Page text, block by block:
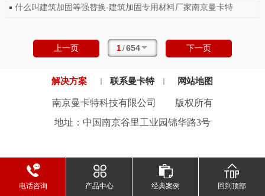
什么叫建筑加固等强替换-建筑加固专用材料厂家南京曼卡特
上一页 1/654 下一页
解决方案 联系曼卡特 网站地图
南京曼卡特科技有限公司 版权所有
地址：中国南京谷里工业园锦华路3号
电话咨询 产品中心 经典案例 回到顶部